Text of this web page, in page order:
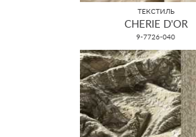
ТЕКСТИЛЬ
CHERIE D'OR
9-7726-040